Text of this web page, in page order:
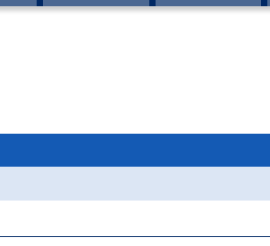
進路の３択
新学年スタート号
新学年スタート号特集ページ（